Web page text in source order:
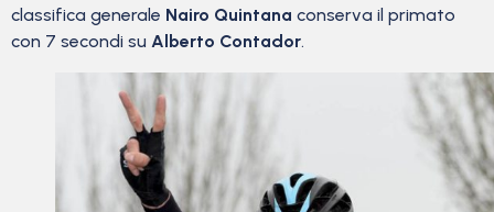
classifica generale Nairo Quintana conserva il primato
con 7 secondi su Alberto Contador.